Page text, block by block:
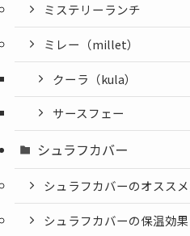
ミステリーランチ
ミレー（millet）
クーラ（kula）
サースフェー
シュラフカバー
シュラフカバーのオスス
シュラフカバーの保温効果